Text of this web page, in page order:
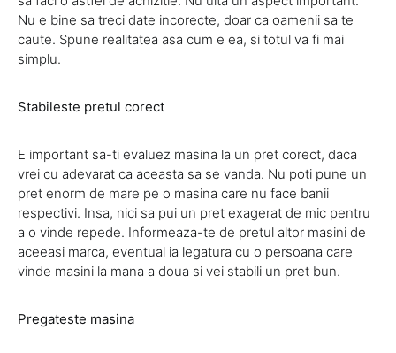
Nu e bine sa treci date incorecte, doar ca oamenii sa te
caute. Spune realitatea asa cum e ea, si totul va fi mai
simplu.
Stabileste pretul corect
E important sa-ti evaluez masina la un pret corect, daca
vrei cu adevarat ca aceasta sa se vanda. Nu poti pune un
pret enorm de mare pe o masina care nu face banii
respectivi. Insa, nici sa pui un pret exagerat de mic pentru
a o vinde repede. Informeaza-te de pretul altor masini de
aceeasi marca, eventual ia legatura cu o persoana care
vinde masini la mana a doua si vei stabili un pret bun.
Pregateste masina